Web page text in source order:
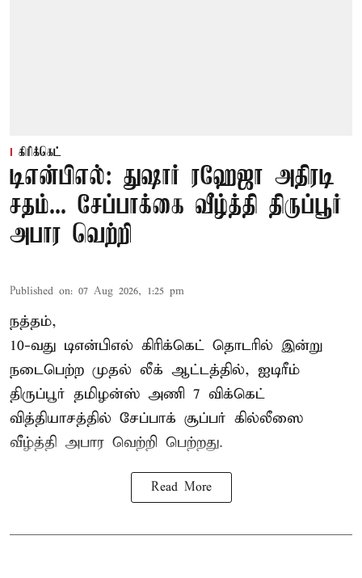
கிரிக்கெட்
டிஎன்பிஎல்: துஷார் ரஹேஜா அதிரடி
சதம்... சேப்பாக்கை வீழ்த்தி திருப்பூர்
அபார வெற்றி
Published on: 07 Aug 2026, 1:25 pm
நத்தம்,
10-வது டிஎன்பிஎல் கிரிக்கெட் தொடரில் இன்று
நடைபெற்ற முதல் லீக் ஆட்டத்தில், ஐடிரீம்
திருப்பூர் தமிழன்ஸ் அணி 7 விக்கெட்
வித்தியாசத்தில் சேப்பாக் சூப்பர் கில்லீஸை
வீழ்த்தி அபார வெற்றி பெற்றது.
Read More